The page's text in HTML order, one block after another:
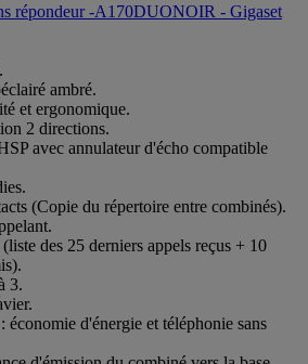
répondeur -A170DUONOIR - Gigaset
ambré.
et ergonomique.
2 directions.
avec annulateur d'écho compatible
(Copie du répertoire entre combinés).
des 25 derniers appels reçus + 10
3.
d'énergie et téléphonie sans